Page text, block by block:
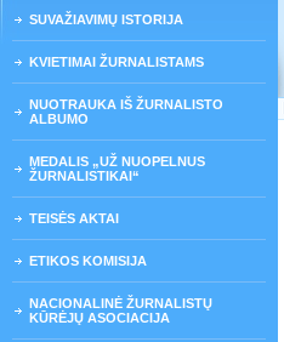
SUVAŽIAVIMŲ ISTORIJA
KVIETIMAI ŽURNALISTAMS
NUOTRAUKA IŠ ŽURNALISTO
ALBUMO
MEDALIS „UŽ NUOPELNUS
ŽURNALISTIKAI“
TEISĖS AKTAI
ETIKOS KOMISIJA
NACIONALINĖ ŽURNALISTŲ
KŪRĖJŲ ASOCIACIJA